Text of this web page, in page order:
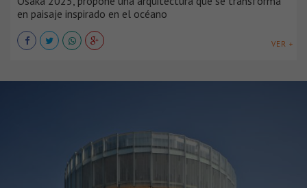
en paisaje inspirado en el océano
VER +